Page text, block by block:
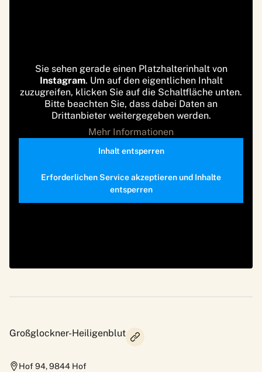
Sie sehen gerade einen Platzhalterinhalt von
Instagram. Um auf den eigentlichen Inhalt
zuzugreifen, klicken Sie auf die Schaltfläche unten.
Bitte beachten Sie, dass dabei Daten an
Drittanbieter weitergegeben werden.
Mehr Informationen
Inhalt entsperren
Erforderlichen Service akzeptieren und Inhalte
entsperren
Großglockner-Heiligenblut
Hof 94,9844 Hof